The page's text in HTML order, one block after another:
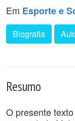
Em Esporte e
Biografia
Resumo
O presente